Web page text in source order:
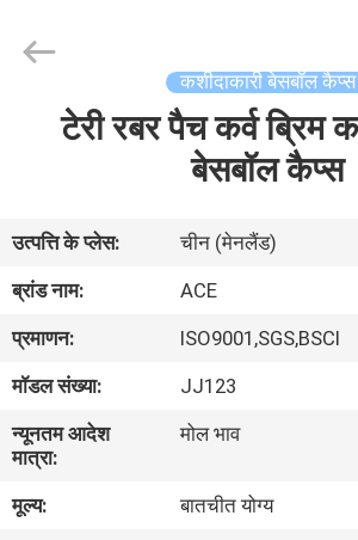
हमारे
बारे
कारखाना
Manufacturing
कशीदाकारी बेसबॉल कैप्स
टेरी रबर पैच कर्व ब्रिम
बेसबॉल कैप्स
उत्पत्ति के प्लेस:
चीन (मेनलैंड)
ब्रांड नाम:
ACE
प्रमाणन:
ISO9001,SGS,BSCI
मॉडल संख्या:
JJ123
न्यूनतम आदेश
मात्रा:
मोल भाव
मूल्य:
बातचीत योग्य